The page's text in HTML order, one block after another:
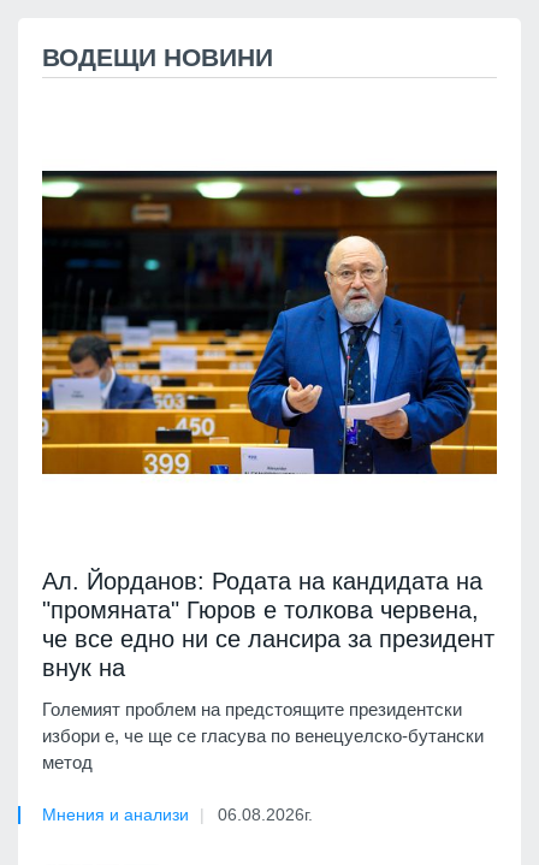
ВОДЕЩИ НОВИНИ
Ал. Йорданов: Родата на кандидата на
"промяната" Гюров е толкова червена,
че все едно ни се лансира за президент
внук на
Големият проблем на предстоящите президентски
избори е, че ще се гласува по венецуелско-бутански
метод
Мнения и анализи 06.08.2026г.